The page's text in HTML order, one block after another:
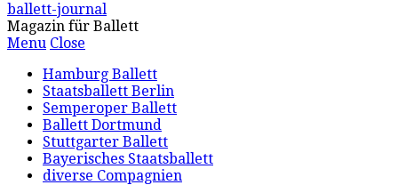
ballett-journal
Magazin für Ballett
Menu Close
Hamburg Ballett
Staatsballett Berlin
Semperoper Ballett
Ballett Dortmund
Stuttgarter Ballett
Bayerisches Staatsballett
diverse Compagnien